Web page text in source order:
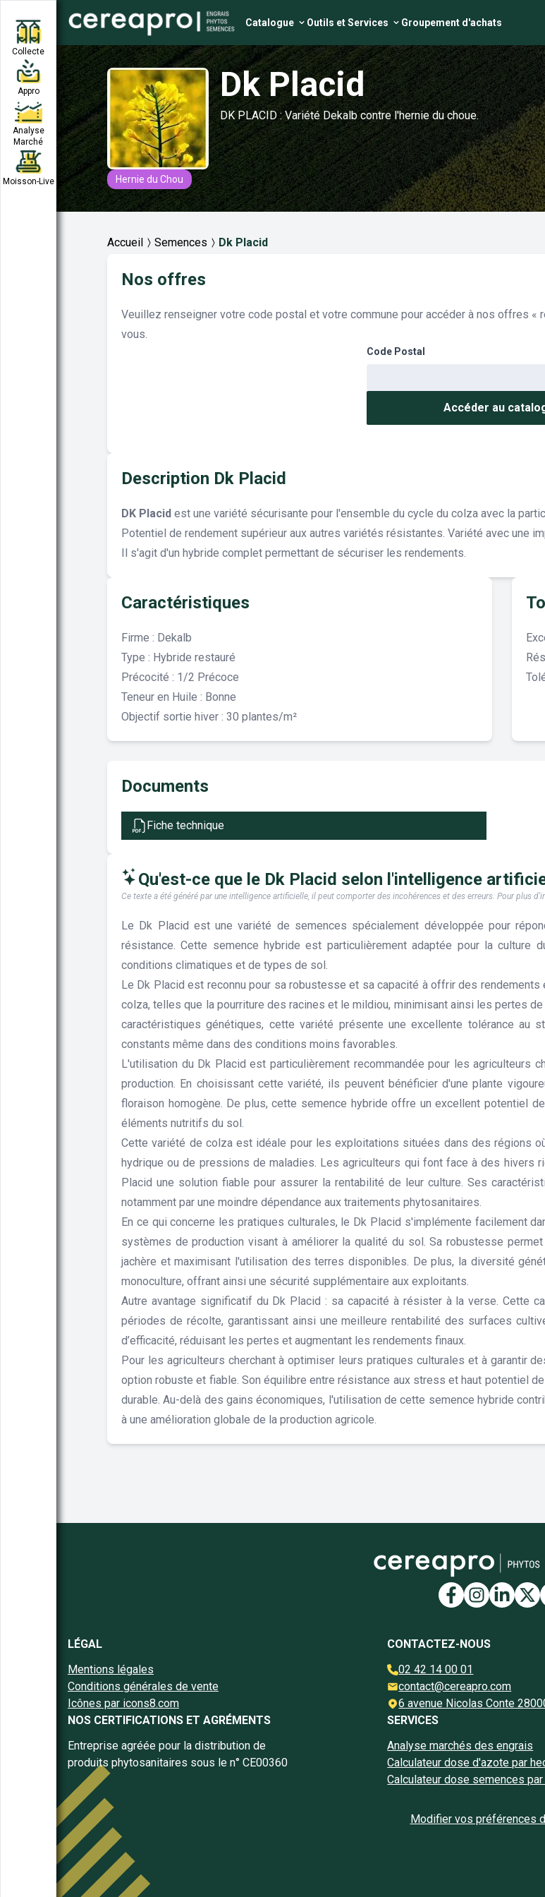
Collecte
Appro
Analyse
Marché
Moisson-Live
Catalogue Outils et Services Groupement d'achats
Dk Placid
DK PLACID : Variété Dekalb contre l'hernie du choue.
Hernie du Chou
Accueil Semences Dk Placid
Nos offres
Veuillez renseigner votre code postal et votre commune pour accéder à nos offres
vous.
Code Postal
Accéder au
Description Dk Placid
DK Placid est une variété sécurisante pour l'ensemble du cycle du colza avec la
Potentiel de rendement supérieur aux autres variétés résistantes. Variété avec une
Il s'agit d'un hybride complet permettant de sécuriser les rendements.
Caractéristiques
Firme : Dekalb
Type : Hybride restauré
Précocité : 1/2 Précoce
Teneur en Huile : Bonne
Objectif sortie hiver : 30 plantes/m²
Documents
Fiche technique
Qu'est-ce que le Dk Placid selon l'intelligence
Ce texte a été généré par une intelligence artificielle, il peut comporter des incohérences et des erreurs. Pour plus
Le Dk Placid est une variété de semences spécialement développée pour
résistance. Cette semence hybride est particulièrement adaptée pour la
conditions climatiques et de types de sol.
Le Dk Placid est reconnu pour sa robustesse et sa capacité à offrir des
colza, telles que la pourriture des racines et le mildiou, minimisant ainsi les pertes
caractéristiques génétiques, cette variété présente une excellente tolérance au
constants même dans des conditions moins favorables.
L'utilisation du Dk Placid est particulièrement recommandée pour les agriculteurs
production. En choisissant cette variété, ils peuvent bénéficier d'une plante
floraison homogène. De plus, cette semence hybride offre un excellent potentiel
éléments nutritifs du sol.
Cette variété de colza est idéale pour les exploitations situées dans des régions
hydrique ou de pressions de maladies. Les agriculteurs qui font face à des hivers
Placid une solution fiable pour assurer la rentabilité de leur culture. Ses
notamment par une moindre dépendance aux traitements phytosanitaires.
En ce qui concerne les pratiques culturales, le Dk Placid s'implémente facilement
systèmes de production visant à améliorer la qualité du sol. Sa robustesse
jachère et maximisant l'utilisation des terres disponibles. De plus, la diversité
monoculture, offrant ainsi une sécurité supplémentaire aux exploitants.
Autre avantage significatif du Dk Placid : sa capacité à résister à la verse. Cette
périodes de récolte, garantissant ainsi une meilleure rentabilité des surfaces
d’efficacité, réduisant les pertes et augmentant les rendements finaux.
Pour les agriculteurs cherchant à optimiser leurs pratiques culturales et à garantir
option robuste et fiable. Son équilibre entre résistance aux stress et haut potentiel
durable. Au-delà des gains économiques, l'utilisation de cette semence hybride
à une amélioration globale de la production agricole.
Lien vers la
LienLien
LÉGAL
Mentions légales
Conditions générales de vente
Icônes par icons8.com
NOS CERTIFICATIONS ET AGRÉMENTS
Entreprise agréée pour la distribution de
produits phytosanitaires sous le n° CE00360
CONTACTEZ-NOUS
02 42 14 00 01
contact@cereapro.com
6 avenue Nicolas Conte
SERVICES
Analyse marchés des engrais
Calculateur dose d'azote par
Calculateur dose semences
Modifier vos préférences